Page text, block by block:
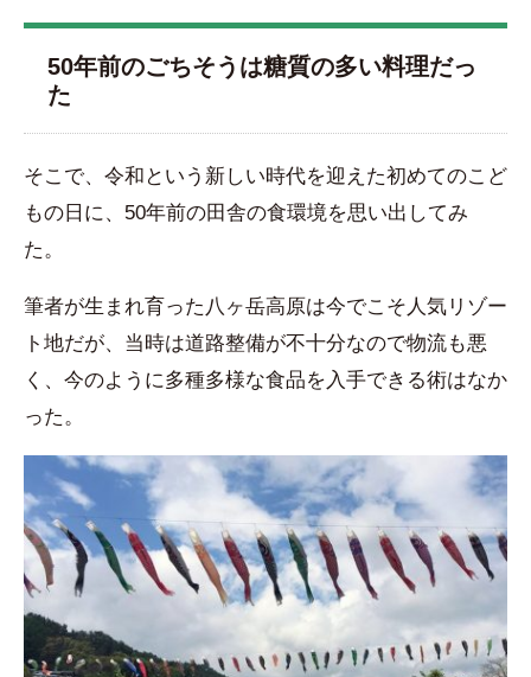
50年前のごちそうは糖質の多い料理だっ
た
そこで、令和という新しい時代を迎えた初めてのこど
もの日に、50年前の田舎の食環境を思い出してみ
た。
筆者が生まれ育った八ヶ岳高原は今でこそ人気リゾー
ト地だが、当時は道路整備が不十分なので物流も悪
く、今のように多種多様な食品を入手できる術はなか
った。